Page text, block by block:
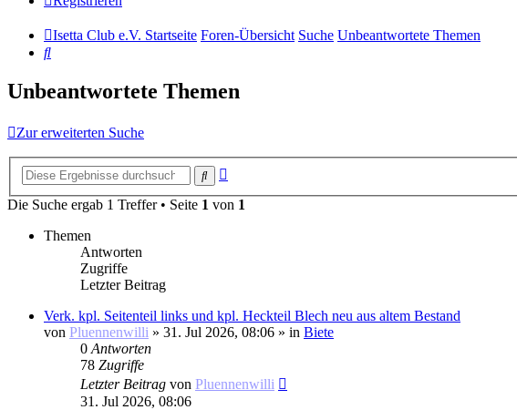
Isetta Club e.V. Startseite Foren-Übersicht Suche Unbeantwortete Themen
Suche
Unbeantwortete Themen
Zur erweiterten Suche
Suche
Die Suche ergab 1 Treffer • Seite 1 von 1
Themen
Antworten
Zugriffe
Letzter Beitrag
Verk. kpl. Seitenteil links und kpl. Heckteil Blech neu aus altem Bestand
von Pluennenwilli » 31. Jul 2026, 08:06 » in Biete
0 Antworten
78 Zugriffe
Letzter Beitrag von Pluennenwilli
31. Jul 2026, 08:06